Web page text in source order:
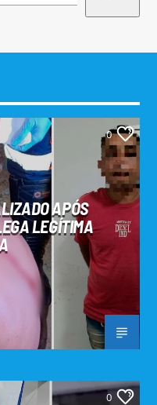
0
APÓS
LEGÍTIMA
0